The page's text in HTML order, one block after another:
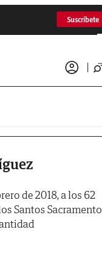
Suscríbete
de 2018, a los 62
Santos